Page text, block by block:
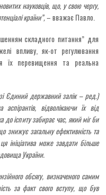
науковців, що, у свою чергу,
країни”,– вважає Павло.
складного питання” для
впливу, як-от регулювання
їх перевищення та реальна
Єдиний державний залік – ред.)
відволікаючи їх від
до іспиту забирає час, який міг би
знижує загальну ефективність та
ініціатива може завдати більше
України.
обсягу, визначеного самим
за факт свого вступу, що був